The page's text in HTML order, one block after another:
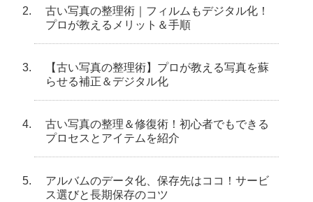
古い写真の整理術｜フィルムもデジタル化！
プロが教えるメリット＆手順
【古い写真の整理術】プロが教える写真を蘇
らせる補正＆デジタル化
古い写真の整理＆修復術！初心者でもできる
プロセスとアイテムを紹介
アルバムのデータ化、保存先はココ！サービ
ス選びと長期保存のコツ